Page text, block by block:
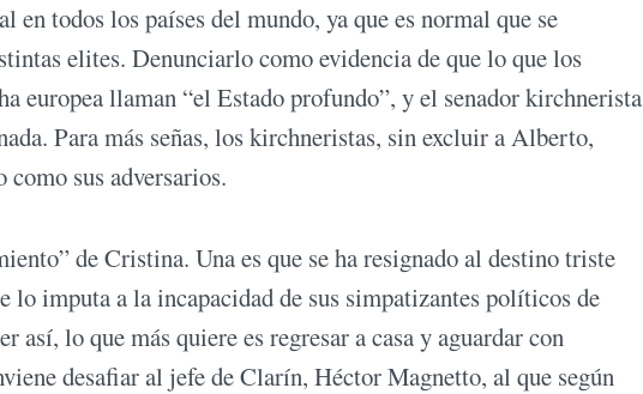
en todos los países del mundo, ya que es normal que se
elites. Denunciarlo como evidencia de que lo que los
europea llaman “el Estado profundo”, y el senador kirchnerista
Para más señas, los kirchneristas, sin excluir a Alberto,
sus adversarios.
de Cristina. Una es que se ha resignado al destino triste
lo imputa a la incapacidad de sus simpatizantes políticos de
así, lo que más quiere es regresar a casa y aguardar con
desafiar al jefe de Clarín, Héctor Magnetto, al que según